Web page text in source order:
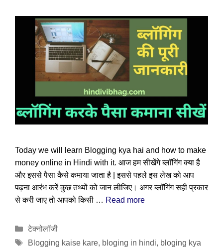
Today we will learn Blogging kya hai and how to make
money online in Hindi with it. आज हम सीखेंगे ब्लॉगिंग क्या है
और इससे पैसा कैसे कमाया जाता है | इससे पहले इस लेख को आप
पढ़ना आरंभ करें कुछ तथ्यों को जान लीजिए। अगर ब्लॉगिंग सही प्रकार
से करी जाए तो आपको किसी … Read more
Categories
टेक्नोलॉजी
Tags
Blogging kaise kare, bloging in hindi, bloging kya